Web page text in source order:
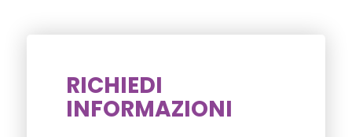
RICHIEDI
INFORMAZIONI